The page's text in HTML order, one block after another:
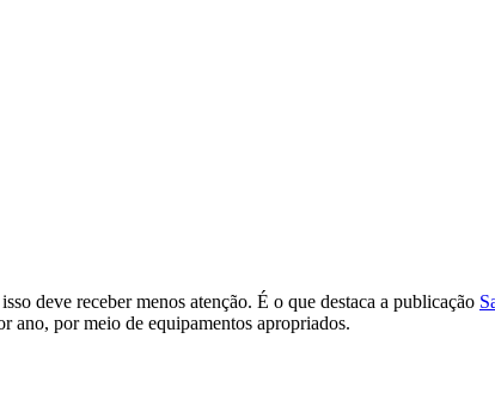
deve receber menos atenção. É o que destaca a publicação
ano, por meio de equipamentos apropriados.